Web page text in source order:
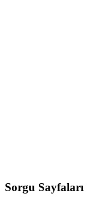
Sorgu Sayfaları